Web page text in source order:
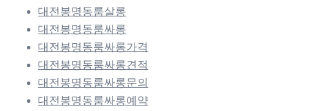
대전봉명동룸살롱
대전봉명동룸싸롱
대전봉명동룸싸롱가격
대전봉명동룸싸롱견적
대전봉명동룸싸롱문의
대전봉명동룸싸롱예약